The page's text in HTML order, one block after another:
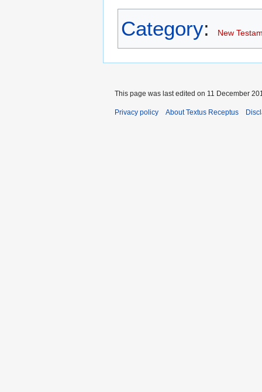
Category: New
This page was last edited on 11 December
Privacy policy About Textus Receptus